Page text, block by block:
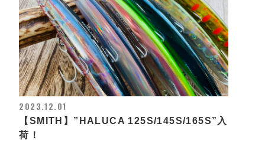
2023.12.01
【SMITH】”HALUCA 125S/145S/165S”入
荷！